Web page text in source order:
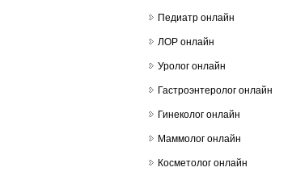
Педиатр онлайн
ЛОР онлайн
Уролог онлайн
Гастроэнтеролог онлайн
Гинеколог онлайн
Маммолог онлайн
Косметолог онлайн